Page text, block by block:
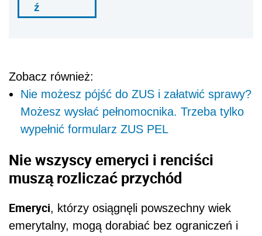
ź
Zobacz również:
Nie możesz pójść do ZUS i załatwić sprawy?
Możesz wysłać pełnomocnika. Trzeba tylko
wypełnić formularz ZUS PEL
Nie wszyscy emeryci i renciści
muszą rozliczać przychód
Emeryci, którzy osiągnęli powszechny wiek
emerytalny, mogą dorabiać bez ograniczeń i